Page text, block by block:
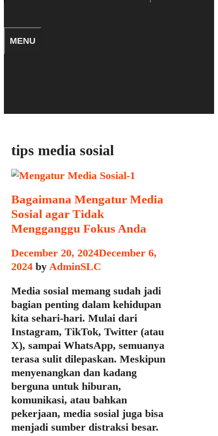
MENU
tips media sosial
Bagaimana Mengatur Media
Sosial agar Tidak
Mengganggu Fokus Anda
December 20, 2024December 6,
2024 by AdminSLC
Media sosial memang sudah jadi
bagian penting dalam kehidupan
kita sehari-hari. Mulai dari
Instagram, TikTok, Twitter (atau
X), sampai WhatsApp, semuanya
terasa sulit dilepaskan. Meskipun
menyenangkan dan kadang
berguna untuk hiburan,
komunikasi, atau bahkan
pekerjaan, media sosial juga bisa
menjadi sumber distraksi besar.